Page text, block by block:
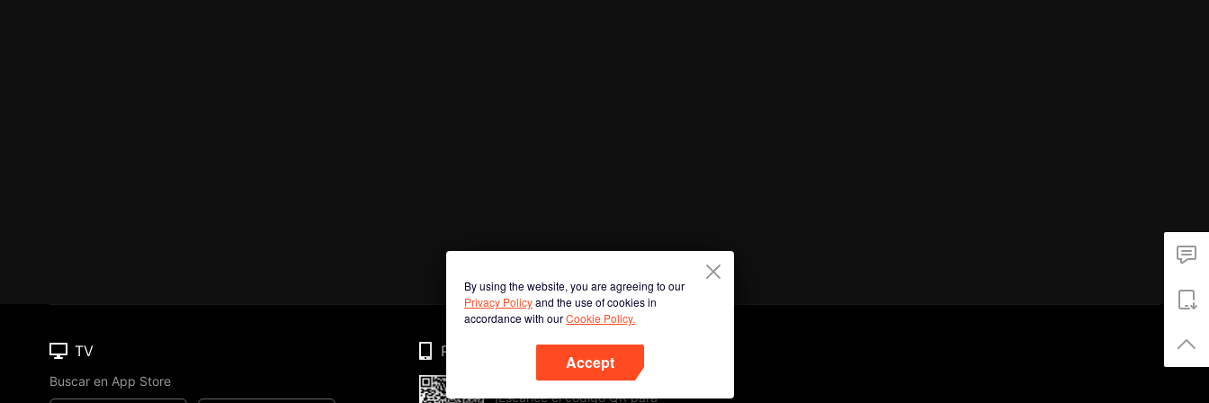
By using the website, you are agreeing to our
Privacy Policyand the use of cookies in
accordance with ourCookie Policy.
Accept
TV
Buscar en App Store
Phone
¡Escanee el código QR para